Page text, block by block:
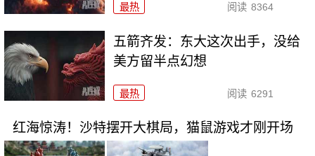
最热 阅读 8364
五箭齐发：东大这次出手，没给
美方留半点幻想
最热 阅读 6291
红海惊涛！沙特摆开大棋局，猫鼠游戏才刚开场